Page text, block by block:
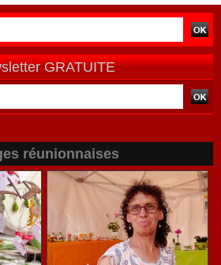
GRATUITE
réunionnaises